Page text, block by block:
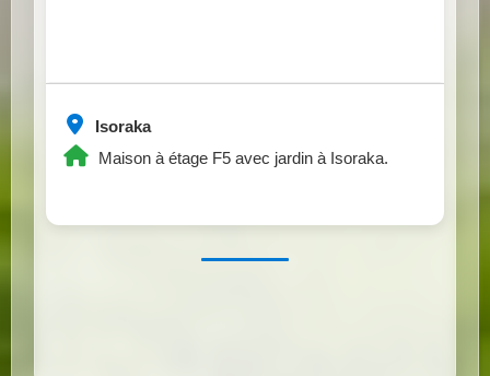
Isoraka
Maison à étage F5 avec jardin à Isoraka.